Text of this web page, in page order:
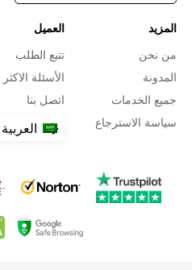
المزيد
من نحن
المدونة
جميع الخدمات
سياسة الاسترجاع
العميل
تتبع الطلب
الأسئلة
اتصل بنا
العربية